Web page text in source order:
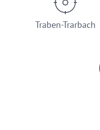
Traben-Trarbach